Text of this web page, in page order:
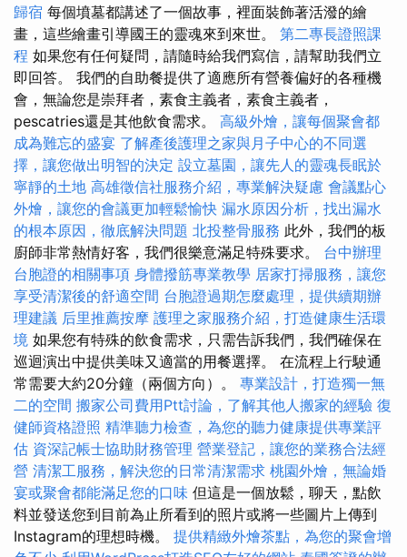
歸宿 每個墳墓都講述了一個故事，裡面裝飾著活潑的繪
畫，這些繪畫引導國王的靈魂來到來世。 第二專長證照課
程 如果您有任何疑問，請隨時給我們寫信，請幫助我們立
即回答。 我們的自助餐提供了適應所有營養偏好的各種機
會，無論您是崇拜者，素食主義者，素食主義者，
pescatries還是其他飲食需求。 高級外燴，讓每個聚會都
成為難忘的盛宴 了解產後護理之家與月子中心的不同選
擇，讓您做出明智的決定 設立墓園，讓先人的靈魂長眠於
寧靜的土地 高雄徵信社服務介紹，專業解決疑慮 會議點心
外燴，讓您的會議更加輕鬆愉快 漏水原因分析，找出漏水
的根本原因，徹底解決問題 北投整骨服務 此外，我們的板
廚師非常熱情好客，我們很樂意滿足特殊要求。 台中辦理
台胞證的相關事項 身體撥筋專業教學 居家打掃服務，讓您
享受清潔後的舒適空間 台胞證過期怎麼處理，提供續期辦
理建議 后里推薦按摩 護理之家服務介紹，打造健康生活環
境 如果您有特殊的飲食需求，只需告訴我們，我們確保在
巡迴演出中提供美味又適當的用餐選擇。 在流程上行駛通
常需要大約20分鐘（兩個方向）。 專業設計，打造獨一無
二的空間 搬家公司費用Ptt討論，了解其他人搬家的經驗 復
健師資格證照 精準聽力檢查，為您的聽力健康提供專業評
估 資深記帳士協助財務管理 營業登記，讓您的業務合法經
營 清潔工服務，解決您的日常清潔需求 桃園外燴，無論婚
宴或聚會都能滿足您的口味 但這是一個放鬆，聊天，點飲
料並發送您到目前為止所看到的照片或將一些圖片上傳到
Instagram的理想時機。 提供精緻外燴茶點，為您的聚會增